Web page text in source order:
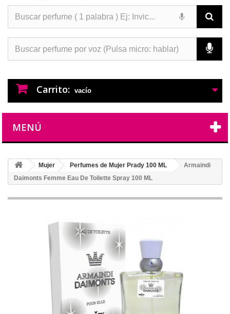
Carrito: vacío
MENÚ
Mujer Perfumes de Mujer Prady 100 ML
Armaindi
Daimonts Femme Eau De Toilette Spray 100 ML